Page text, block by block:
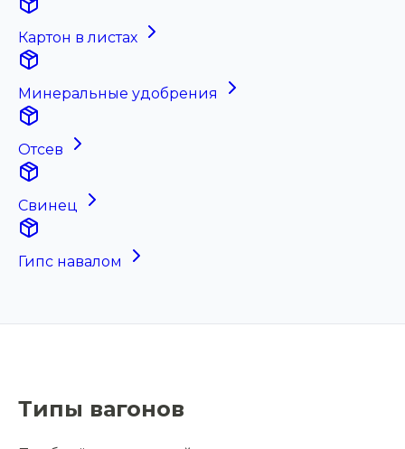
Картон в листах
Минеральные удобрения
Отсев
Свинец
Гипс навалом
Типы вагонов